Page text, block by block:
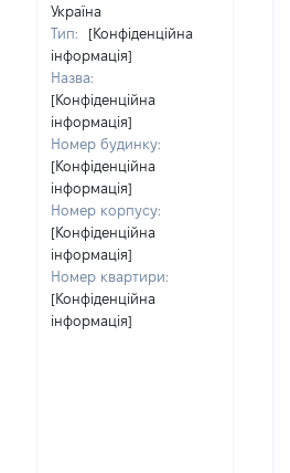
Україна
Тип:
[Конфіденційна
інформація]
Назва:
[Конфіденційна
інформація]
Номер будинку:
[Конфіденційна
інформація]
Номер корпусу:
[Конфіденційна
інформація]
Номер квартири:
[Конфіденційна
інформація]